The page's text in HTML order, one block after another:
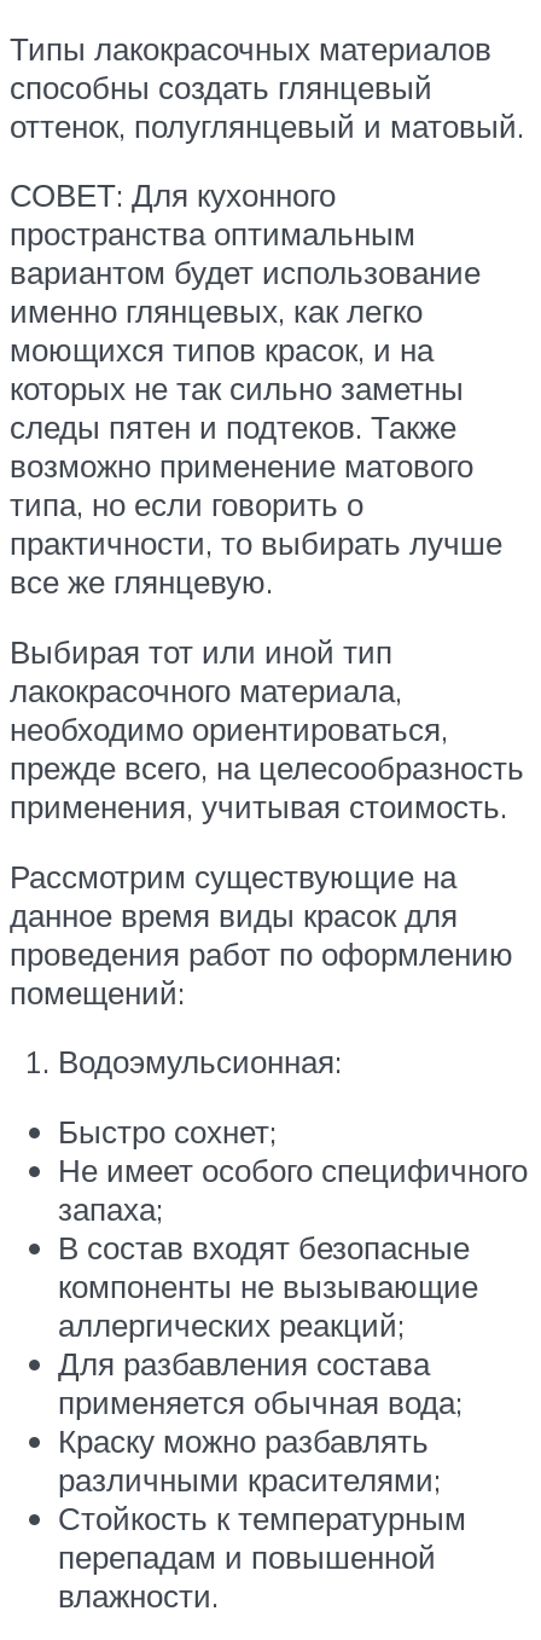
Типы лакокрасочных материалов
способны создать глянцевый
оттенок, полуглянцевый и матовый.
СОВЕТ: Для кухонного
пространства оптимальным
вариантом будет использование
именно глянцевых, как легко
моющихся типов красок, и на
которых не так сильно заметны
следы пятен и подтеков. Также
возможно применение матового
типа, но если говорить о
практичности, то выбирать лучше
все же глянцевую.
Выбирая тот или иной тип
лакокрасочного материала,
необходимо ориентироваться,
прежде всего, на целесообразность
применения, учитывая стоимость.
Рассмотрим существующие на
данное время виды красок для
проведения работ по оформлению
помещений:
Водоэмульсионная:
Быстро сохнет;
Не имеет особого специфичного
запаха;
В состав входят безопасные
компоненты не вызывающие
аллергических реакций;
Для разбавления состава
применяется обычная вода;
Краску можно разбавлять
различными красителями;
Стойкость к температурным
перепадам и повышенной
влажности.